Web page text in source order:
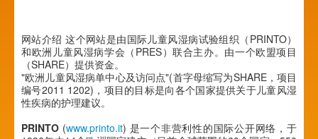
网站介绍 这个网站是由国际儿童风湿病试验组织（PRINTO）
和欧洲儿童风湿病学会（PRES）联合主办。由一个欧盟项目
（SHARE）提供资金。
"欧洲儿童风湿病单中心及访问点"(首字母缩写为SHARE，项目
编号2011 1202)，项目的目标是向各个国家提供关于儿童风湿
性疾病的护理建议。
PRINTO (www.printo.it) 是一个非营利性的国际公开网络，于